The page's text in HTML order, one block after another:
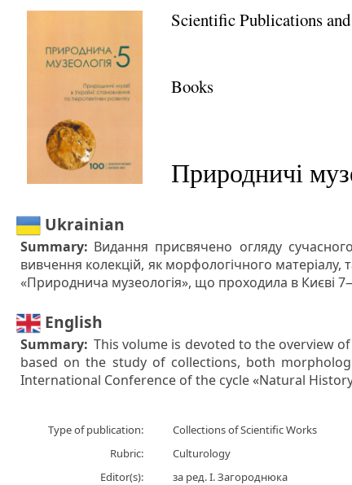
Scientific Publications
Books
Природничі
Ukrainian
Summary: Видання присвячено огляду
вивчення колекцій, як морфологічного матеріалу,
«Природнича музеологія», що проходила в Києві
English
Summary: This volume is devoted to the overview
based on the study of collections, both
International Conference of the cycle «Natural
Type of publication:
Collections of Scientific Works
Rubric:
Culturology
Editor(s):
за ред. І. Загороднюка